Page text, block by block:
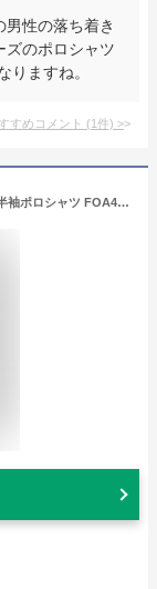
性の落ち着き
ズのポロシャツ
りますね。
すめコメント (1件) >
【SALE特価】オークリー 吸汗速乾 UVカット 半袖ポロシャツ FOA402502 BLOCKING POCKET SHIRT 春夏秋 【メール便発送】【新品】 21SS Oakley ゴルフウェア